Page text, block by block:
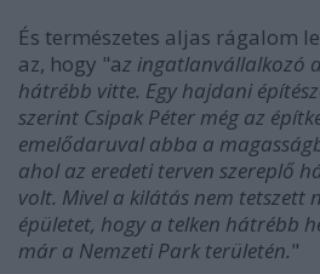
És természetes aljas rágalom
az, hogy "az ingatlanvállalkozó
hátrébb vitte. Egy hajdani
szerint Csipak Péter még az
emelődaruval abba a
ahol az eredeti terven szereplő
volt. Mivel a kilátás nem tetszett
épületet, hogy a telken hátrébb
már a Nemzeti Park területén."